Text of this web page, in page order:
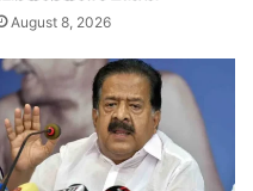
August 8, 2026